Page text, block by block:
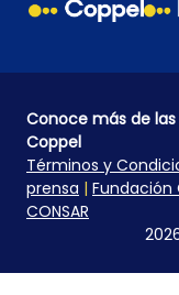
Conoce más de
Coppel
Términos y
prensa | Fundación
CONSAR